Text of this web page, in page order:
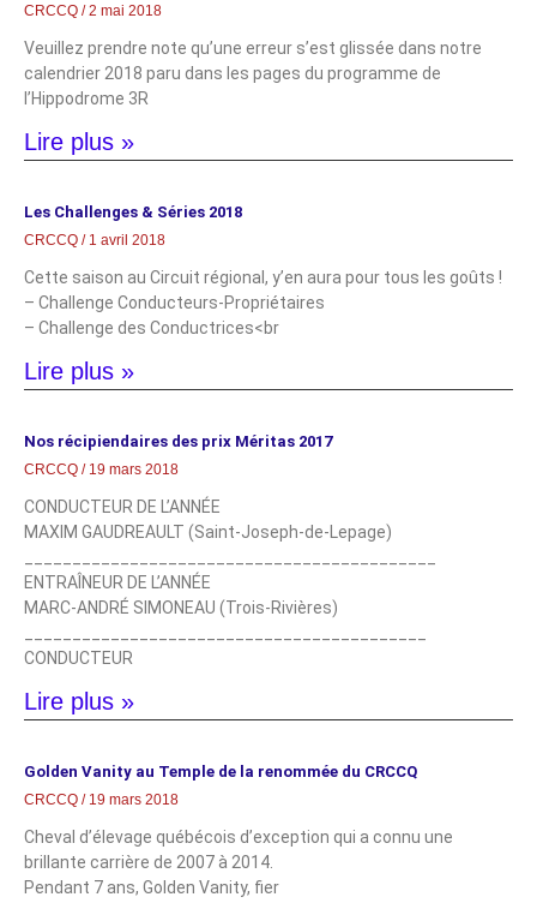
CRCCQ 2 mai 2018
Veuillez prendre note qu’une erreur s’est glissée dans notre
calendrier 2018 paru dans les pages du programme de
l’Hippodrome 3R
Lire plus »
Les Challenges & Séries 2018
CRCCQ 1 avril 2018
Cette saison au Circuit régional, y’en aura pour tous les goûts !
– Challenge Conducteurs-Propriétaires
– Challenge des Conductrices<br
Lire plus »
Nos récipiendaires des prix Méritas 2017
CRCCQ 19 mars 2018
CONDUCTEUR DE L’ANNÉE
MAXIM GAUDREAULT (Saint-Joseph-de-Lepage)
ENTRAÎNEUR DE L’ANNÉE
MARC-ANDRÉ SIMONEAU (Trois-Rivières)
CONDUCTEUR
Lire plus »
Golden Vanity au Temple de la renommée du CRCCQ
CRCCQ 19 mars 2018
Cheval d’élevage québécois d’exception qui a connu une
brillante carrière de 2007 à 2014.
Pendant 7 ans, Golden Vanity, fier